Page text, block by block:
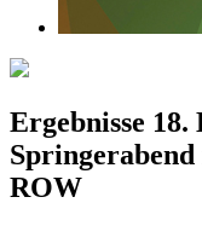
Ergebnisse
ROW